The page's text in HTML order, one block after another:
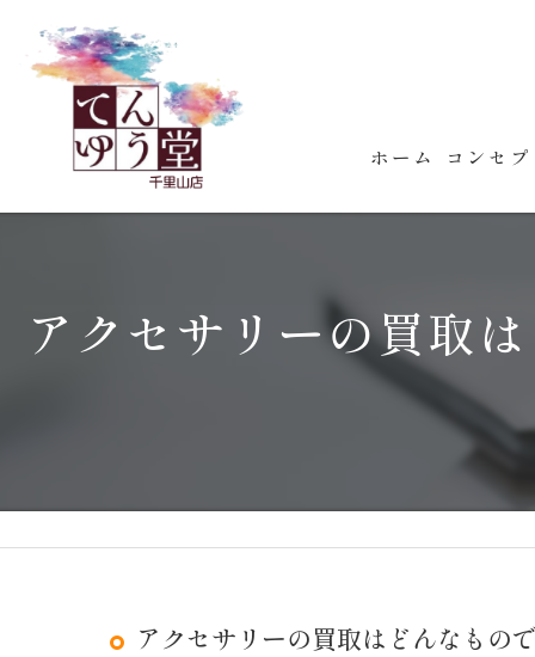
ホーム コンセプ
アクセサリーの買取
アクセサリーの買取はどんなもの